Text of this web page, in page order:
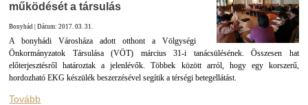
működését a társulás
Bonyhád | Dátum: 2017. 03. 31.
A bonyhádi Városháza adott otthont a Völgységi
Önkormányzatok Társulása (VÖT) március 31-i tanácsülésének. Összesen hat
előterjesztésről határoztak a jelenlévők. Többek között arról, hogy egy korszerű,
hordozható EKG készülék beszerzésével segítik a térségi betegellátást.
Tovább